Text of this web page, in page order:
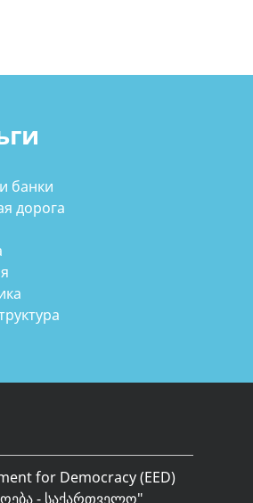
банки
дорога
for Democracy (EED)
- საქართველო"